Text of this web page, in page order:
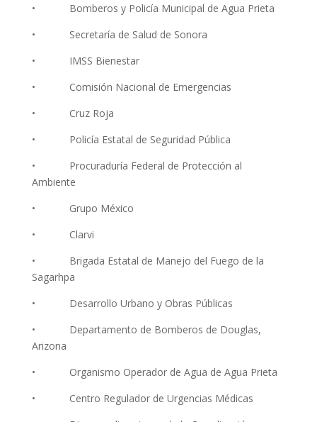
• Bomberos y Policía Municipal de Agua Prieta
• Secretaría de Salud de Sonora
• IMSS Bienestar
• Comisión Nacional de Emergencias
• Cruz Roja
• Policía Estatal de Seguridad Pública
• Procuraduría Federal de Protección al
Ambiente
• Grupo México
• Clarvi
• Brigada Estatal de Manejo del Fuego de la
Sagarhpa
• Desarrollo Urbano y Obras Públicas
• Departamento de Bomberos de Douglas,
Arizona
• Organismo Operador de Agua de Agua Prieta
• Centro Regulador de Urgencias Médicas